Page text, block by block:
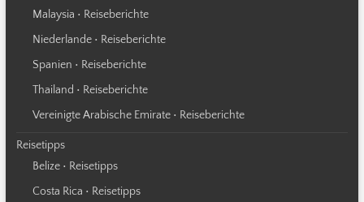
Malaysia • Reiseberichte
Niederlande • Reiseberichte
Spanien • Reiseberichte
Thailand • Reiseberichte
Vereinigte Arabische Emirate • Reiseberichte
Reisetipps
Belize • Reisetipps
Costa Rica • Reisetipps